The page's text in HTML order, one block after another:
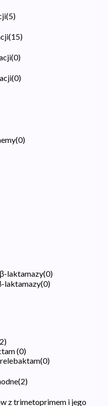
(5)
(15)
(0)
(0)
(0)
laktamazy(0)
laktamazy(0)
2)
(0)
(0)
(2)
z trimetoprimem i jego